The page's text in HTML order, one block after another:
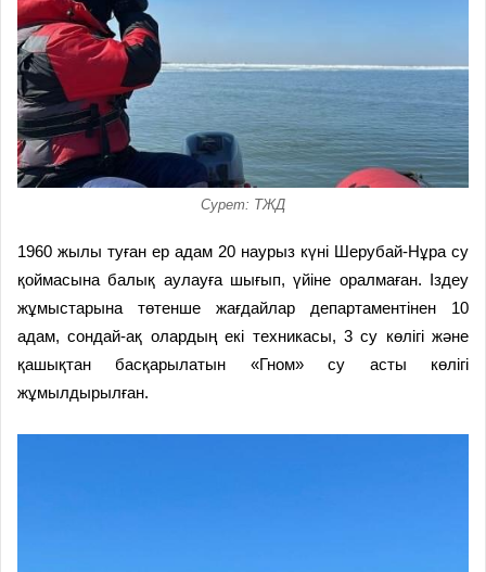
Сурет: ТЖД
1960 жылы туған ер адам 20 наурыз күні Шерубай-Нұра су
қоймасына балық аулауға шығып, үйіне оралмаған. Іздеу
жұмыстарына төтенше жағдайлар департаментінен 10
адам, сондай-ақ олардыңекі техникасы, 3су көлігі және
қашықтан басқарылатын «Гном» су асты көлігі
жұмылдырылған.